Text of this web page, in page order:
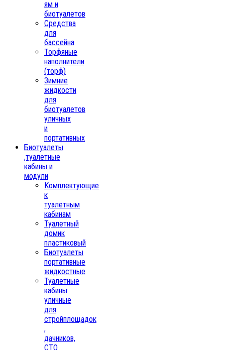
ям и
биотуалетов
Средства
для
бассейна
Торфяные
наполнители
(торф)
Зимние
жидкости
для
биотуалетов
уличных
и
портативных
Биотуалеты
,туалетные
кабины и
модули
Комплектующие
к
туалетным
кабинам
Туалетный
домик
пластиковый
Биотуалеты
портативные
жидкостные
Туалетные
кабины
уличные
для
стройплощадок
,
дачников,
СТО